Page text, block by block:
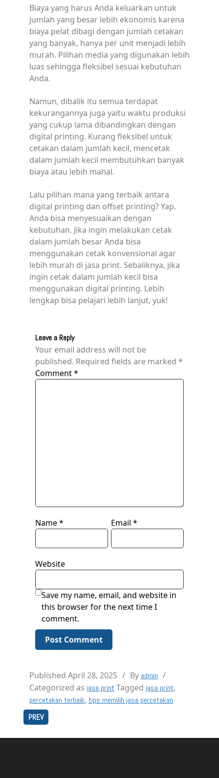
Biaya yang harus Anda keluarkan untuk
jumlah yang besar lebih ekonomis karena
biaya pelat dibagi dengan jumlah cetakan
yang banyak, hanya per unit menjadi lebih
murah. Pilihan media yang digunakan lebih
luas sehingga fleksibel sesuai kebutuhan
Anda.
Namun, dibalik itu semua terdapat
kekurangannya juga yaitu waktu produksi
yang cukup lama dibandingkan dengan
digital printing. Kurang fleksibel untuk
cetakan dalam jumlah kecil, mencetak
dalam jumlah kecil membutuhkan banyak
biaya atau lebih mahal.
Lalu pilihan mana yang terbaik antara
digital printing dan offset printing? Yap.
Anda bisa menyesuaikan dengan
kebutuhan. Jika ingin melakukan cetak
dalam jumlah besar Anda bisa
menggunakan cetak konvensional agar
lebih murah di jasa print. Sebaliknya, jika
ingin cetak dalam jumlah kecil bisa
menggunakan digital printing. Lebih
lengkap bisa pelajari lebih lanjut, yuk!
Leave a Reply
Your email address will not be
published. Required fields are marked *
Comment*
Name* Email*
Website
Save my name, email, and website in
this browser for the next time I
comment.
Published April 28, 2025 By admin
Categorized as jasa print Tagged jasa print,
percetakan terbaik, tips memilih jasa percetakan
PREV